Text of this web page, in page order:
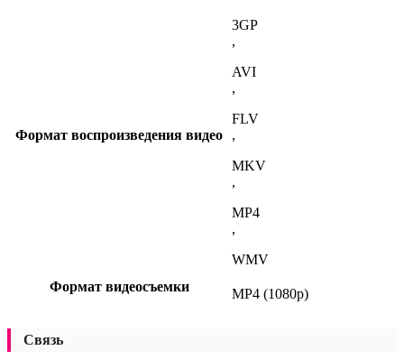
Формат воспроизведения видео
3GP
,
AVI
,
FLV
,
MKV
,
MP4
,
WMV
Формат видеосъемки
MP4 (1080p)
Связь